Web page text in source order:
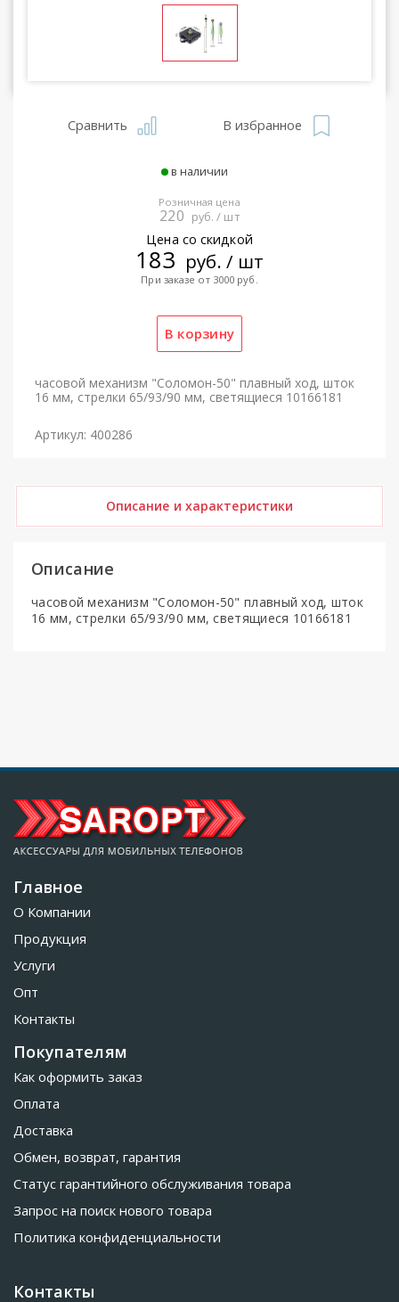
Сравнить В избранное
в наличии
Розничная цена
220 руб. / шт
Цена со скидкой
183 руб. / шт
При заказе от 3000 руб.
часовой механизм "Соломон-50" плавный ход, шток
16 мм, стрелки 65/93/90 мм, светящиеся 10166181
Артикул: 400286
Описание и характеристики
Описание
часовой механизм "Соломон-50" плавный ход, шток
16 мм, стрелки 65/93/90 мм, светящиеся 10166181
Главное
О Компании
Продукция
Услуги
Опт
Контакты
Покупателям
Как оформить заказ
Оплата
Доставка
Обмен, возврат, гарантия
Статус гарантийного обслуживания товара
Запрос на поиск нового товара
Политика конфиденциальности
Контакты